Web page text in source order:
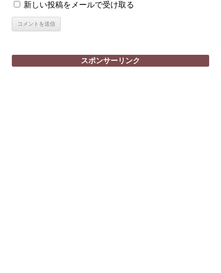
新しい投稿をメールで受け取る
スポンサーリンク